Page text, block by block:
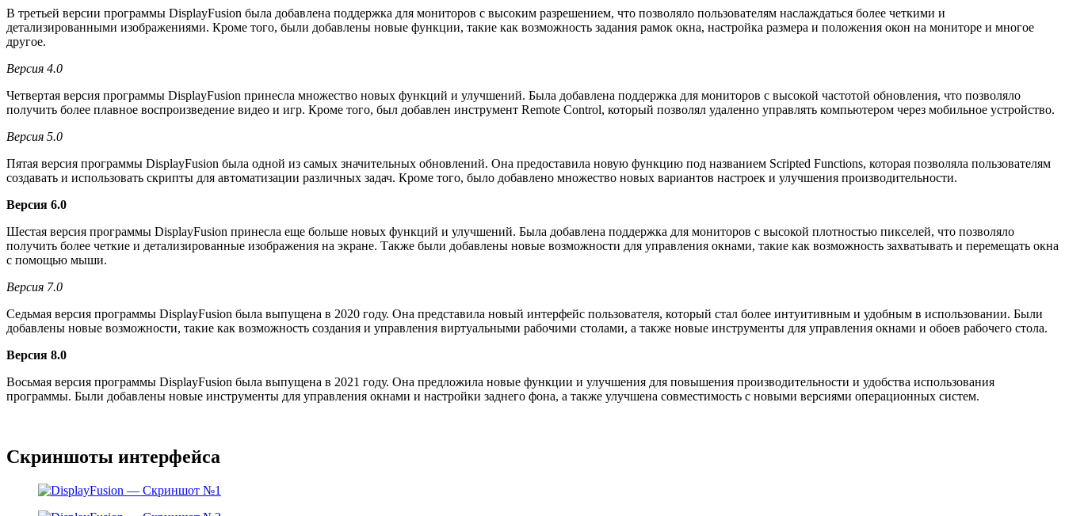
В третьей версии программы DisplayFusion была добавлена поддержка для мониторов с высоким разрешением, что позволяло пользователям наслаждаться более четкими и
детализированными изображениями. Кроме того, были добавлены новые функции, такие как возможность задания рамок окна, настройка размера и положения окон на мониторе и многое
другое.
Версия 4.0
Четвертая версия программы DisplayFusion принесла множество новых функций и улучшений. Была добавлена поддержка для мониторов с высокой частотой обновления, что позволяло
получить более плавное воспроизведение видео и игр. Кроме того, был добавлен инструмент Remote Control, который позволял удаленно управлять компьютером через мобильное устройство.
Версия 5.0
Пятая версия программы DisplayFusion была одной из самых значительных обновлений. Она предоставила новую функцию под названием Scripted Functions, которая позволяла пользователям
создавать и использовать скрипты для автоматизации различных задач. Кроме того, было добавлено множество новых вариантов настроек и улучшения производительности.
Версия 6.0
Шестая версия программы DisplayFusion принесла еще больше новых функций и улучшений. Была добавлена поддержка для мониторов с высокой плотностью пикселей, что позволяло
получить более четкие и детализированные изображения на экране. Также были добавлены новые возможности для управления окнами, такие как возможность захватывать и перемещать окна
с помощью мыши.
Версия 7.0
Седьмая версия программы DisplayFusion была выпущена в 2020 году. Она представила новый интерфейс пользователя, который стал более интуитивным и удобным в использовании. Были
добавлены новые возможности, такие как возможность создания и управления виртуальными рабочими столами, а также новые инструменты для управления окнами и обоев рабочего стола.
Версия 8.0
Восьмая версия программы DisplayFusion была выпущена в 2021 году. Она предложила новые функции и улучшения для повышения производительности и удобства использования
программы. Были добавлены новые инструменты для управления окнами и настройки заднего фона, а также улучшена совместимость с новыми версиями операционных систем.
Скриншоты интерфейса